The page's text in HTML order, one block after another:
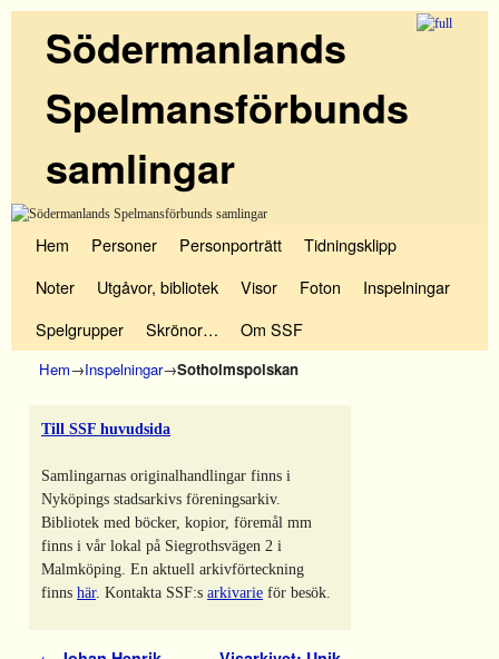
Södermanlands
Spelmansförbunds
samlingar
Hem Personer Personporträtt
Tidningsklipp
Noter
Utgåvor, bibliotek Visor Foton
Inspelningar
Spelgrupper
Skrönor… Om SSF
Hem→Inspelningar→Sotholmspolskan
Till SSF huvudsida
Samlingarnas originalhandlingar finns i
Nyköpings stadsarkivs föreningsarkiv.
Bibliotek med böcker, kopior, föremål mm
finns i vår lokal på Siegrothsvägen 2 i
Malmköping. En aktuell arkivförteckning
finnshär. Kontakta SSF:sarkivarie för besök.